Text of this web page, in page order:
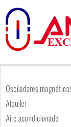
Osciladores
Alquiler
Aire acondicionado